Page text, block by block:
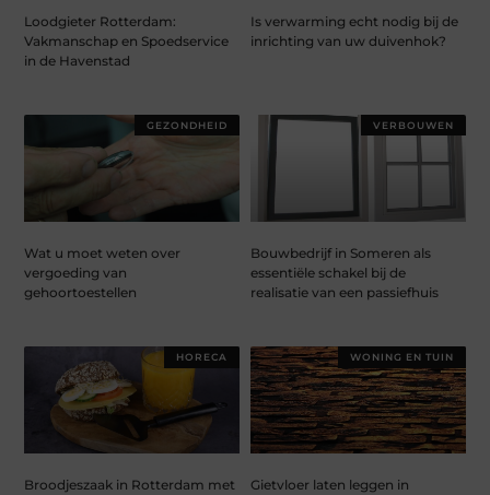
Loodgieter Rotterdam:
Vakmanschap en Spoedservice
in de Havenstad
Is verwarming echt nodig bij de
inrichting van uw duivenhok?
GEZONDHEID
Wat u moet weten over
vergoeding van
gehoortoestellen
VERBOUWEN
Bouwbedrijf in Someren als
essentiële schakel bij de
realisatie van een passiefhuis
HORECA
Broodjeszaak in Rotterdam met
WONING EN TUIN
Gietvloer laten leggen in